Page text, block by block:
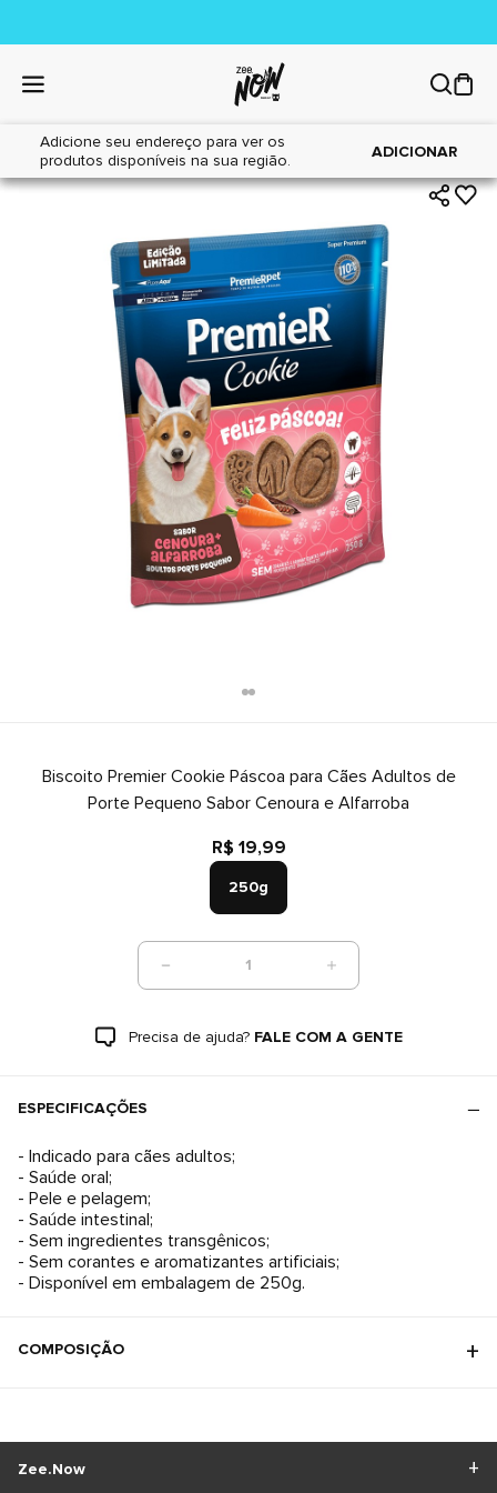
Adicione seu endereço para ver os
produtos disponíveis na sua região.
ADICIONAR
Home|Cães|Petiscos
Biscoito Premier Cookie Páscoa para Cães Adultos de
Porte Pequeno Sabor Cenoura e Alfarroba
R$ 19,99
250g
1
Precisa de ajuda? FALE COM A GENTE
ESPECIFICAÇÕES
- Indicado para cães adultos;
- Saúde oral;
- Pele e pelagem;
- Saúde intestinal;
- Sem ingredientes transgênicos;
- Sem corantes e aromatizantes artificiais;
- Disponível em embalagem de 250g.
COMPOSIÇÃO
Zee.Now